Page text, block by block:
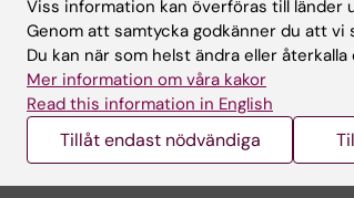
Kursledare
Marcus Carlsson, professor,
Institutet
Övriga föreläsare:
Viss information kan överföras till länder
Genom att samtycka godkänner du att vi
Du kan när som helst ändra eller
Mer information om våra kakor
Read this information in English
Tillåt endast nödvändiga